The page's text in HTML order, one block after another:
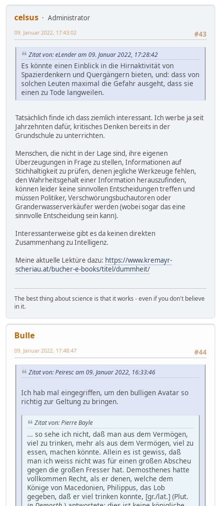
celsus
Administrator
#43
09. Januar 2022, 17:43:02
Zitat von: eLender am 09. Januar 2022, 17:28:42
Es könnte einen Einblick in die Hirnaktivität von
Spazierdenkern und Quergängern bieten, und: dass von
solchen Leuten maximal die Gefahr ausgeht, dass sie
einen zu Tode langweilen.
Tatsächlich finde ich dass ziemlich interessant. Ich werbe ja seit
Jahrzehnten dafür, kritisches Denken bereits in der
Grundschule zu unterrichten.
Menschen, die nicht in der Lage sind, ihre eigenen
Überzeugungen in Frage zu stellen, Informationen auf
Stichhaltigkeit zu prüfen, denen jegliche Werkzeuge fehlen,
den Wahrheitsgehalt einer Information herauszufinden,
können leider keine sinnvollen Entscheidungen treffen und
müssen Politiker, Verschwörungsbuchautoren oder
Granderwasserverkäufer werden (wobei sogar das eine
sinnvolle Entscheidung sein kann).
Interessanterweise gibt es da keinen direkten
Zusammenhang zu Intelligenz.
Meine aktuelle Lektüre dazu: https://www.kremayr-
scheriau.at/bucher-e-books/titel/dummheit/
The best thing about science is that it works - even if you don't believe
in it.
Bulle
#44
09. Januar 2022, 17:48:47
Zitat von: Peiresc am 09. Januar 2022, 16:33:46
Ich hab mal eingegriffen, um den bulligen Avatar so
richtig zur Geltung zu bringen.
Zitat von: Pierre Bayle
... so sehe ich nicht, daß man aus dem Vermögen,
viel zu trinken, mehr als aus dem Vermögen, viel zu
essen, machen könnte. Allein es ist gewiss, daß
man ich weiss nicht was für einen großen Abscheu
gegen die großen Fresser hat. Demosthenes hatte
vollkommen Recht, als er denen, welche dem
Könige von Macedonien, Philippus, das Lob
gegeben, daß er viel trinken konnte, [gr./lat.] (Plut.